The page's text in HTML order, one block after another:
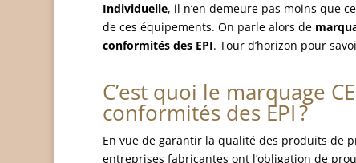
Individuelle, il n’en demeure pas moins que
de ces équipements. On parle alors de
conformités des EPI. Tour d’horizon pour
C’est quoi le marquage
conformités des EPI ?
En vue de garantir la qualité des produits de
entreprises fabricantes ont l’obligation de